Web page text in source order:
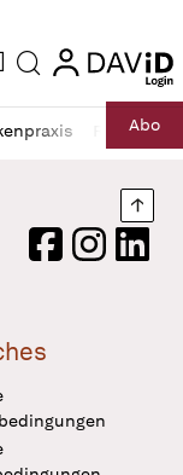
Suche login
RechtAbo
FacebookInstagram